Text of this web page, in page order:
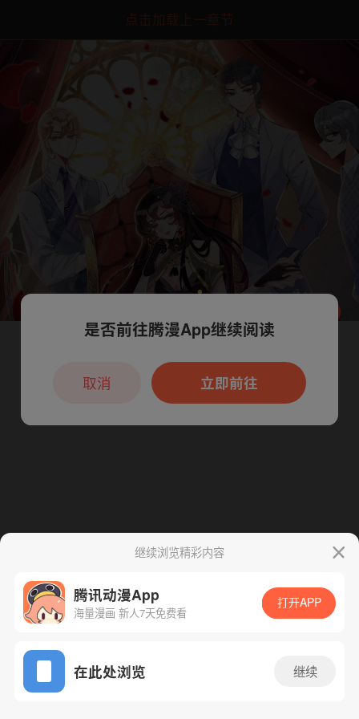
点击加载上一章节
App免费看
腾漫App免费看
继续浏览精彩内容
腾讯动漫App
海量漫画 新人7天免费看
打开APP
在此处浏览 继续
本章节仅支持App阅读，可打开App新用
户7天免费看
是否前往腾漫App继续阅读
立即前往
取消